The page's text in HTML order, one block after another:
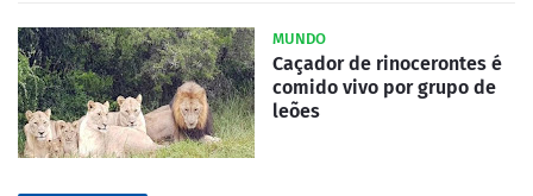
MUNDO
Caçador de rinocerontes é
comido vivo por grupo de
leões